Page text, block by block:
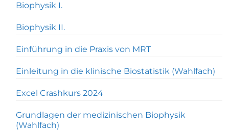
Biophysik I.
Biophysik II.
Einführung in die Praxis von MRT
Einleitung in die klinische Biostatistik (Wahlfach)
Excel Crashkurs 2024
Grundlagen der medizinischen Biophysik
(Wahlfach)